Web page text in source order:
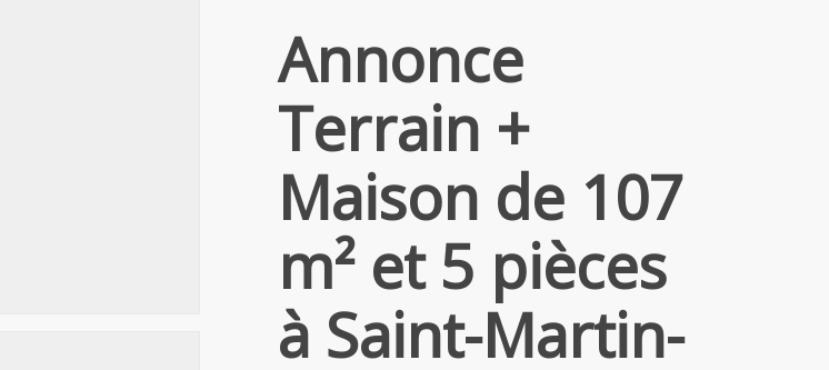
Annonce
Terrain +
Maison de 107
m² et 5 pièces
à Saint-Martin-